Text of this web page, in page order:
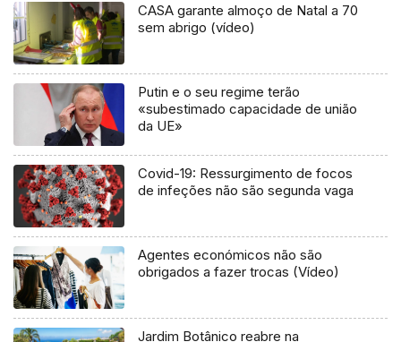
CASA garante almoço de Natal a 70
sem abrigo (vídeo)
Putin e o seu regime terão
«subestimado capacidade de união
da UE»
Covid-19: Ressurgimento de focos
de infeções não são segunda vaga
Agentes económicos não são
obrigados a fazer trocas (Vídeo)
Jardim Botânico reabre na